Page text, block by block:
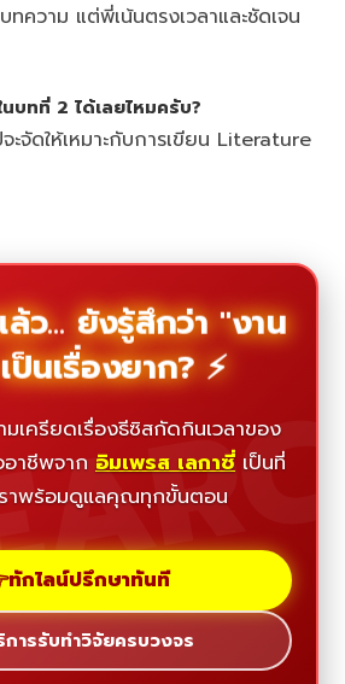
ความ แต่พี่เน้นตรงเวลาและชัดเจน
บทที่ 2 ได้เลยไหมครับ?
จะจัดให้เหมาะกับการเขียน Literature
ล้ว... ยังรู้สึกว่า "งาน
ป็นเรื่องยาก? ⚡
เครียดเรื่องธีซิสกัดกินเวลาของ
าชีพจาก อิมเพรส เลกาซี่ เป็นที่
าพร้อมดูแลคุณทุกขั้นตอน
ทักไลน์ปรึกษาทันที
ารรับทำวิจัยครบวงจร